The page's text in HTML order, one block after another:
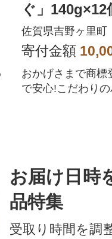
ぐ」140g×12
佐賀県吉野ヶ里町
寄付金額
おかげさまで商標
で安心!こだわり
お届け日時
品特集
受取り時間を調